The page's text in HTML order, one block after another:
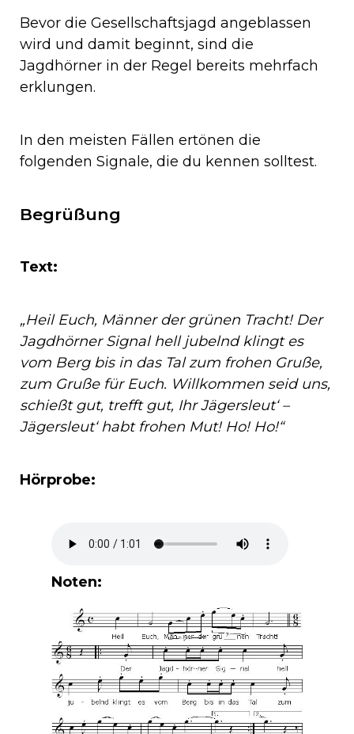
Bevor die Gesellschaftsjagd angeblassen
wird und damit beginnt, sind die
Jagdhörner in der Regel bereits mehrfach
erklungen.
In den meisten Fällen ertönen die
folgenden Signale, die du kennen solltest.
Begrüßung
Text:
„Heil Euch, Männer der grünen Tracht! Der
Jagdhörner Signal hell jubelnd klingt es
vom Berg bis in das Tal zum frohen Gruße,
zum Gruße für Euch. Willkommen seid uns,
schießt gut, trefft gut, Ihr Jägersleut‘ –
Jägersleut‘ habt frohen Mut! Ho! Ho!“
Hörprobe:
Noten: